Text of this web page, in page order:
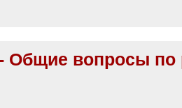
Общие вопросы по